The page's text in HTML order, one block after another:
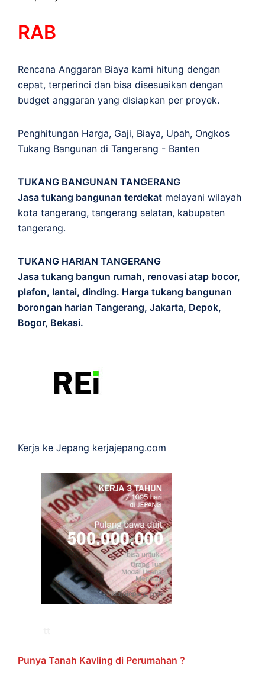
RAB
Rencana Anggaran Biaya kami hitung dengan
cepat, terperinci dan bisa disesuaikan dengan
budget anggaran yang disiapkan per proyek.
Penghitungan Harga, Gaji, Biaya, Upah, Ongkos
Tukang Bangunan di Tangerang - Banten
TUKANG BANGUNAN TANGERANG
Jasa tukang bangunan terdekat melayani wilayah
kota tangerang, tangerang selatan, kabupaten
tangerang.
TUKANG HARIAN TANGERANG
Jasa tukang bangun rumah, renovasi atap bocor,
plafon, lantai, dinding. Harga tukang bangunan
borongan harian Tangerang, Jakarta, Depok,
Bogor, Bekasi.
Kerja ke Jepang kerjajepang.com
Punya Tanah Kavling di Perumahan ?